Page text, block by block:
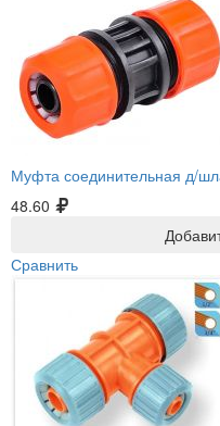
Муфта соединительная д/
48.60
Сравнить